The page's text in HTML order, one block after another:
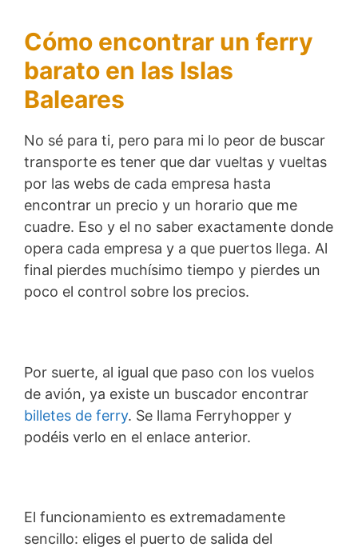
Cómo encontrar un ferry
barato en las Islas
Baleares
No sé para ti, pero para mi lo peor de buscar
transporte es tener que dar vueltas y vueltas
por las webs de cada empresa hasta
encontrar un precio y un horario que me
cuadre. Eso y el no saber exactamente donde
opera cada empresa y a que puertos llega. Al
final pierdes muchísimo tiempo y pierdes un
poco el control sobre los precios.
Por suerte, al igual que paso con los vuelos
de avión, ya existe un buscador encontrar
billetes de ferry. Se llama Ferryhopper y
podéis verlo en el enlace anterior.
El funcionamiento es extremadamente
sencillo: eliges el puerto de salida del